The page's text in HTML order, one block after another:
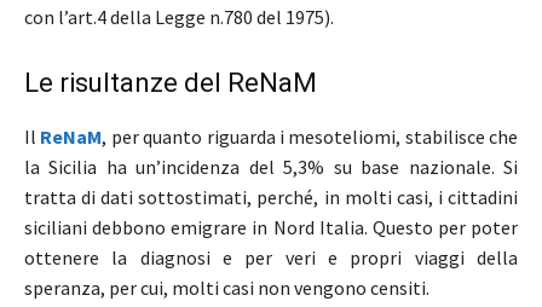
con l’art.4 della Legge n.780 del 1975).
Le risultanze del ReNaM
Il ReNaM, per quanto riguarda i mesoteliomi, stabilisce che
la Sicilia ha un’incidenza del 5,3% su base nazionale. Si
tratta di dati sottostimati, perché, in molti casi, i cittadini
siciliani debbono emigrare in Nord Italia. Questo per poter
ottenere la diagnosi e per veri e propri viaggi della
speranza, per cui, molti casi non vengono censiti.